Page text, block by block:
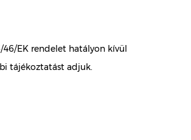
46/EK rendelet hatályon kívül
tájékoztatást adjuk.